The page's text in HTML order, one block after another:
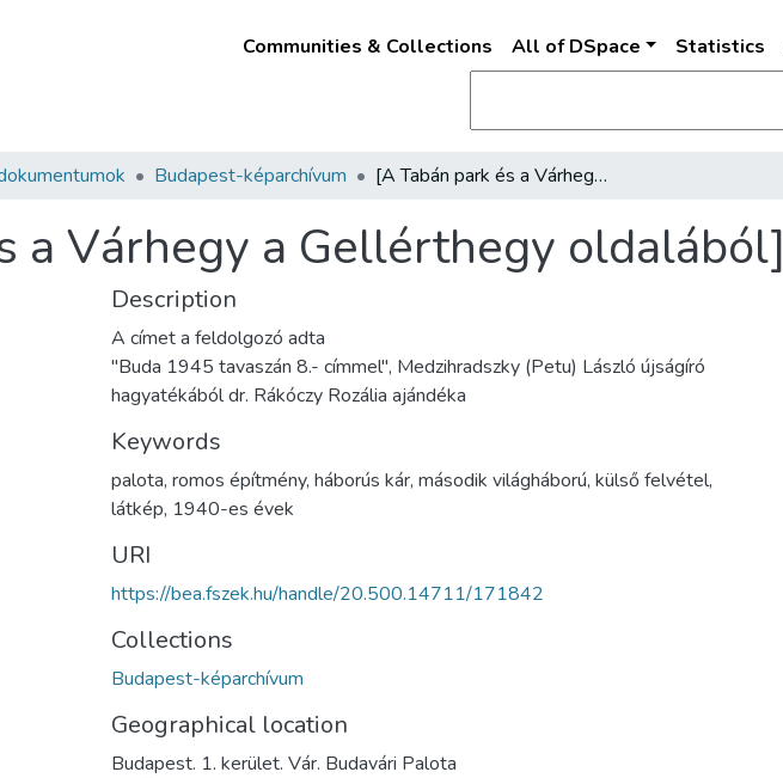
Communities & Collections All of DSpace Statistics
Budapest-képarchívum [A Tabán park és a Várhegy a Gellérthegy oldalából]
a Várhegy a Gellérthegy oldalából]
Description
A címet a feldolgozó adta
"Buda 1945 tavaszán 8.- címmel", Medzihradszky (Petu) László újságíró
hagyatékából dr. Rákóczy Rozália ajándéka
Keywords
palota, romos építmény, háborús kár, második világháború, külső felvétel,
látkép, 1940-es évek
URI
https://bea.fszek.hu/handle/20.500.14711/171842
Collections
Budapest-képarchívum
Geographical location
Budapest. 1. kerület. Vár. Budavári Palota